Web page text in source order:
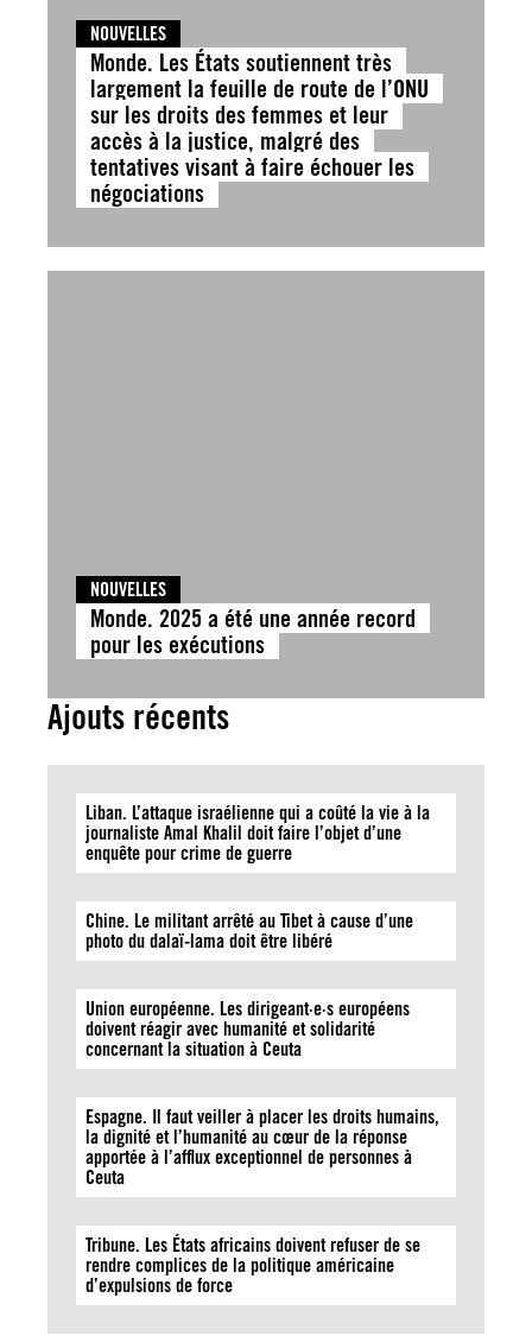
NOUVELLES
Monde. Les États soutiennent très
largement la feuille de route de l’ONU
sur les droits des femmes et leur
accès à la justice, malgré des
tentatives visant à faire échouer les
négociations
NOUVELLES
Monde. 2025 a été une année record
pour les exécutions
Ajouts récents
Liban. L’attaque israélienne qui a coûté la vie à la
journaliste Amal Khalil doit faire l’objet d’une
enquête pour crime de guerre
Chine. Le militant arrêté au Tibet à cause d’une
photo du dalaï-lama doit être libéré
Union européenne. Les dirigeant·e·s européens
doivent réagir avec humanité et solidarité
concernant la situation à Ceuta
Espagne. Il faut veiller à placer les droits humains,
la dignité et l’humanité au cœur de la réponse
apportée à l’afflux exceptionnel de personnes à
Ceuta
Tribune. Les États africains doivent refuser de se
rendre complices de la politique américaine
d’expulsions de force